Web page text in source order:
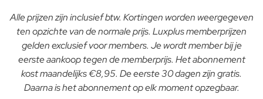
Alle prijzen zijn inclusief btw. Kortingen worden weergegeven
ten opzichte van de normale prijs. Luxplus memberprijzen
gelden exclusief voor members. Je wordt member bij je
eerste aankoop tegen de memberprijs. Het abonnement
kost maandelijks €8,95. De eerste 30 dagen zijn gratis.
Daarna is het abonnement op elk moment opzegbaar.